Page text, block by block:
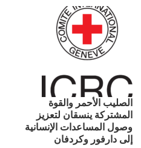
الصليب الأحمر والقوة
المشتركة ينسقان لتعزيز
وصول المساعدات الإنسانية
إلى دارفور وكردفان